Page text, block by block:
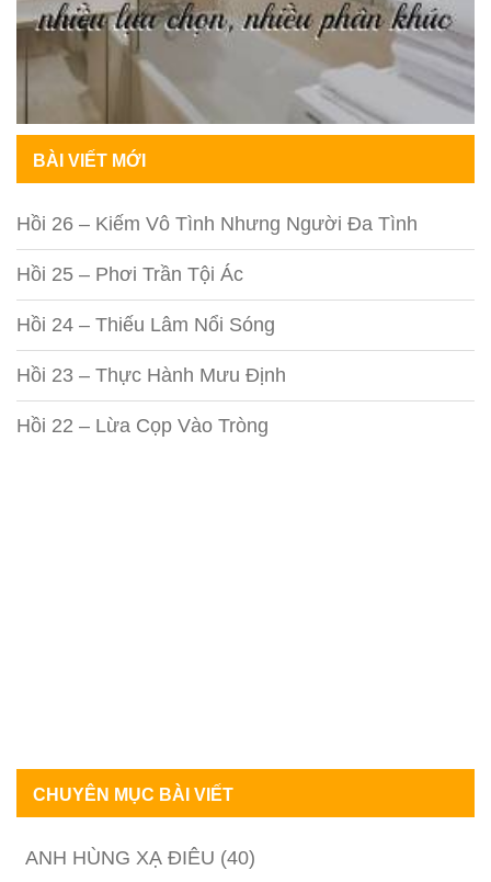
BÀI VIẾT MỚI
Hồi 26 – Kiếm Vô Tình Nhưng Người Đa Tình
Hồi 25 – Phơi Trần Tội Ác
Hồi 24 – Thiếu Lâm Nổi Sóng
Hồi 23 – Thực Hành Mưu Định
Hồi 22 – Lừa Cọp Vào Tròng
CHUYÊN MỤC BÀI VIẾT
ANH HÙNG XẠ ĐIÊU (40)